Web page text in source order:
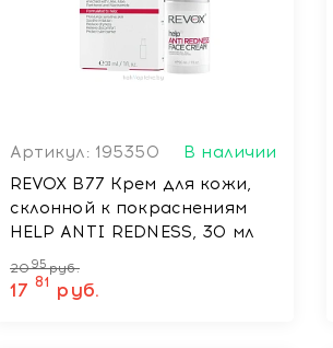
Артикул: 195350
В наличии
REVOX B77 Крем для кожи,
склонной к покраснениям
HELP ANTI REDNESS, 30 мл
2095 руб.
17 81 руб.